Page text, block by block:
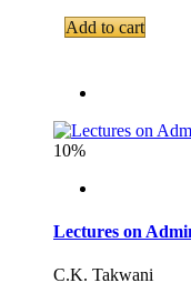
Add to cart
10%
Lectures on
C.K. Takwani